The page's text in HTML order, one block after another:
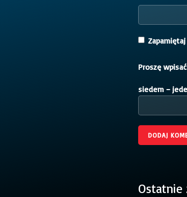
Proszę
siedem −
Ostatnie